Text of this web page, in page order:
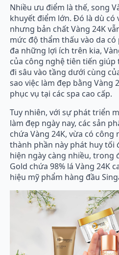
Nhiều ưu điểm là thế, song
khuyết điểm lớn. Đó là dù có
nhưng bản chất Vàng 24K
mức độ thẩm thấu vào da
đa những lợi ích trên kia,
của công nghệ tiên tiến giúp
đi sâu vào tầng dưới cùng
sao việc làm đẹp bằng Vàng
phục vụ tại các spa cao cấp.
Tuy nhiên, với sự phát triển
làm đẹp ngày nay, các sản
chứa Vàng 24K, vừa có
thành phần này phát huy tối
hiện ngày càng nhiều, trong
Gold chứa 98% lá Vàng 24K
hiệu mỹ phẩm hàng đầu